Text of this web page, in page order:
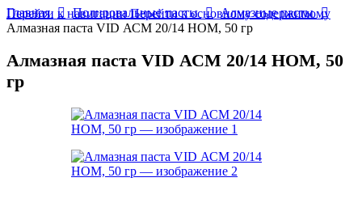
Перейти к навигацииПерейти к основному содержимому
Главная Полировальные пасты
Алмазные пасты
Алмазная паста VID АСМ 20/14 НОМ, 50 гр
Алмазная паста VID АСМ 20/14 НОМ, 50
гр